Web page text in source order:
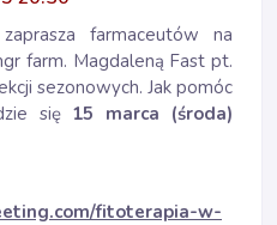
farmaceutów na
farm. Magdaleną Fast pt.
sezonowych. Jak pomóc
się15 marca (środa)
fitoterapia-w-